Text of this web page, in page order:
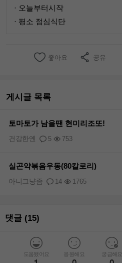
· 오늘부터시작
· 평소 점심식단
좋아요 공유
게시글 목록
토마토가 남을땐 현미리조또!
5 753
건강한옌
실곤약볶음우동(80칼로리)
14 1765
아니그냥좀
댓글 (15)
도움됐어요 응원해요 궁금해요